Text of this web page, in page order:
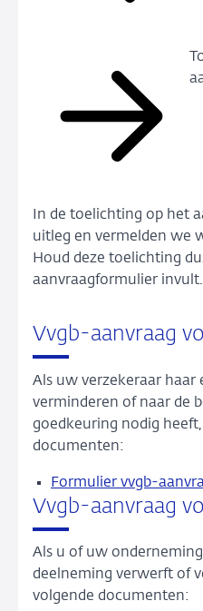
In de toelichting op het
uitleg en vermelden we
Houd deze toelichting
aanvraagformulier
Vvgb-aanvraag
Als uw verzekeraar haar
verminderen of naar de
goedkeuring nodig
documenten:
Formulier vvgb-
Vvgb-aanvraag
Als u of uw
deelneming verwerft of
volgende documenten: